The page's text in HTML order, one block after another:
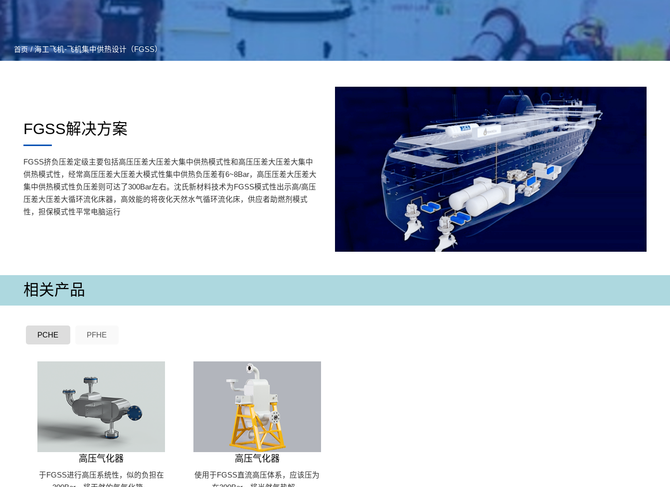
首页 / 海工飞机-飞机集中供热设计（FGSS）
FGSS解决方案
FGSS挤负压差定级主要包括高压压差大压差大集中供热模式性和高压压差大压差大集中
供热模式性，经常高压压差大压差大模式性集中供热负压差有6~8Bar，高压压差大压差大
集中供热模式性负压差则可达了300Bar左右。沈氏新材料技术为FGSS模式性出示高/高压
压差大压差大循环流化床器，高效能的将夜化天然水气循环流化床，供应者助燃剂模式
性，担保模式性平常电脑运行
相关产品
PCHE PFHE
高压气化器
于FGSS进行高压系统性，似的负担在
高压气化器
使用于FGSS直流高压体系，应该压为